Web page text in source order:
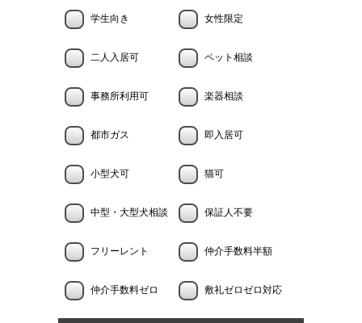
学生向き 女性限定
二人入居可 ペット相談
事務所利用可 楽器相談
都市ガス 即入居可
小型犬可 猫可
中型・大型犬相談 保証人不要
フリーレント 仲介手数料半額
仲介手数料ゼロ 敷礼ゼロゼロ対応